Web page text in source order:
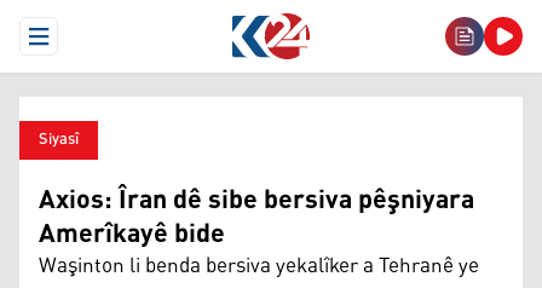
Open Menu
Siyasî
Axios: Îran dê sibe bersiva pêşniyara
Amerîkayê bide
Waşinton li benda bersiva yekalîker a Tehranê ye